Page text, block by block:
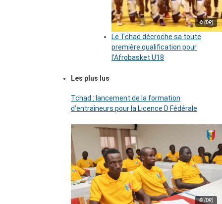
© (DR)
Le Tchad décroche sa toute
première qualification pour
l’Afrobasket U18
Les plus lus
Tchad : lancement de la formation
d’entraîneurs pour la Licence D Fédérale
© (DR)